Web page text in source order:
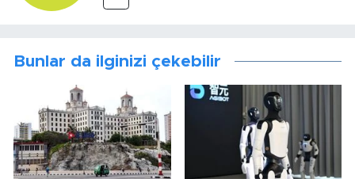
Bunlar da ilginizi çekebilir